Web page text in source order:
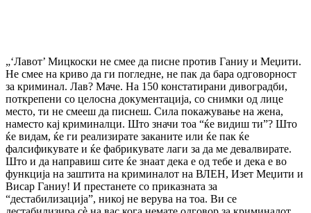
„‘Лавот’ Мицкоски не смее да писне против Ганиу и Меџити.
Не смее на криво да ги погледне, не пак да бара одговорност
за криминал. Лав? Маче. На 150 констатирани дивоградби,
поткрепени со целосна документација, со снимки од лице
место, ти не смееш да писнеш. Сила покажување на жена,
наместо кај криминалци. Што значи тоа “ќе видиш ти”? Што
ќе видам, ќе ги реализирате заканите или ќе пак ќе
фалсификувате и ќе фабрикувате лаги за да ме девалвирате.
Што и да направиш сите ќе знаат дека е од тебе и дека е во
функција на заштита на криминалот на ВЛЕН, Изет Меџити и
Висар Ганиу! И престанете со приказната за
“дестабилизација”, никој не верува на тоа. Ви се